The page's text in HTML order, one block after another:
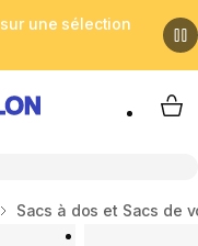
sur une sélection
My
Sacs à dos et Sacs de